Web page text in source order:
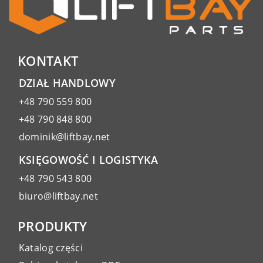
KONTAKT
DZIAŁ HANDLOWY
+48 790 559 800
+48 790 848 800
dominik@liftbay.net
KSIĘGOWOŚĆ I LOGISTYKA
+48 790 543 800
biuro@liftbay.net
PRODUKTY
Katalog części